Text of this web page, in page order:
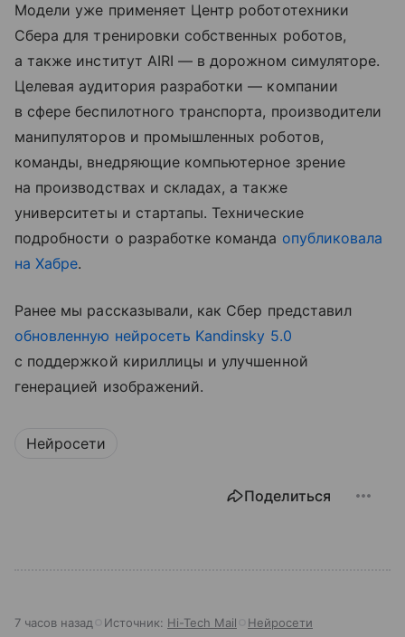
Модели уже применяет Центр робототехники
Сбера для тренировки собственных роботов,
а также институт AIRI — в дорожном симуляторе.
Целевая аудитория разработки — компании
в сфере беспилотного транспорта, производители
манипуляторов и промышленных роботов,
команды, внедряющие компьютерное зрение
на производствах и складах, а также
университеты и стартапы. Технические
подробности о разработке команда опубликовала
на Хабре.
Ранее мы рассказывали, как Сбер представил
обновленную нейросеть Kandinsky 5.0
с поддержкой кириллицы и улучшенной
генерацией изображений.
Нейросети
Поделиться
7 часов назад Источник: Hi-Tech Mail Нейросети